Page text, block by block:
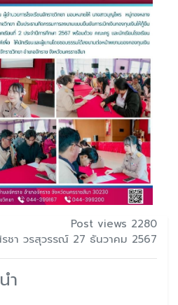
Post views 2280
ชา วรสุวรรณ์ 27 ธันวาคม 2567
ำ